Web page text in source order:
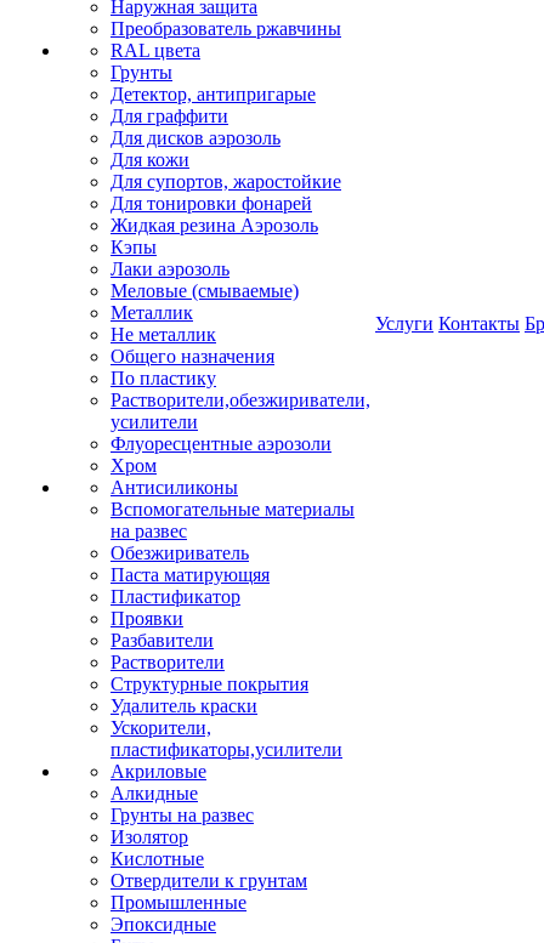
Наружная защита
Преобразователь ржавчины
RAL цвета
Грунты
Детектор, антипригарые
Для граффити
Для дисков аэрозоль
Для кожи
Для супортов, жаростойкие
Для тонировки фонарей
Жидкая резина Аэрозоль
Кэпы
Лаки аэрозоль
Меловые (смываемые)
Металлик
Не металлик
Общего назначения
По пластику
Растворители,обезжириватели,
усилители
Флуоресцентные аэрозоли
Хром
Антисиликоны
Вспомогательные материалы
на развес
Обезжириватель
Паста матирующяя
Пластификатор
Проявки
Разбавители
Растворители
Структурные покрытия
Удалитель краски
Ускорители,
пластификаторы,усилители
Акриловые
Алкидные
Грунты на развес
Изолятор
Кислотные
Отвердители к грунтам
Промышленные
Эпоксидные
Услуги Контакты